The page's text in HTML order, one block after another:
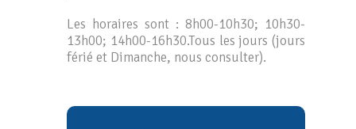
Les horaires sont : 8h00-10h30; 10h30-
13h00; 14h00-16h30.Tous les jours (jours
férié et Dimanche, nous consulter).